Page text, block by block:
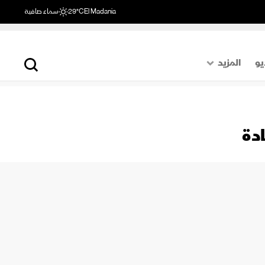
El Madania
29°C سماء صافية
المزيد